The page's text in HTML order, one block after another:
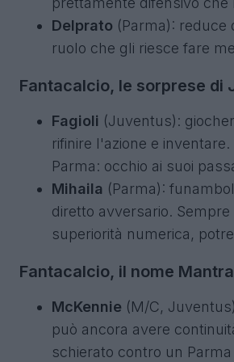
Delprato (Parma): reduce
ruolo che gli riesce fare
Fantacalcio, le sorprese di
Fagioli (Juventus):
rifinire l'azione e
Parma: occhio ai suoi
Mihaila (Parma):
diretto avversario.
superiorità numerica,
Fantacalcio, il nome
McKennie (M/C,
può ancora avere
schierato contro un